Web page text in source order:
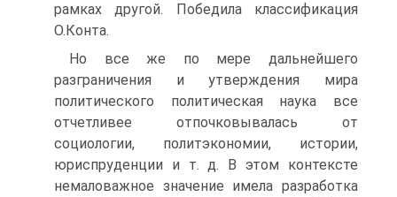
рамках другой. Победила классификация
О.Конта.
Но все же по мере дальнейшего
разграничения и утверждения мира
политического политическая наука все
отчетливее отпочковывалась от
социологии, политэкономии, истории,
юриспруденции и т. д. В этом контексте
немаловажное значение имела разработка